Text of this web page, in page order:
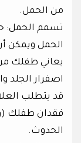
من الحمل.
تسمم الحمل:
الحمل ويمكن
يعاني طفلك
اصفرار الجلد
قد يتطلب
فقدان طفلك
الحدوث.